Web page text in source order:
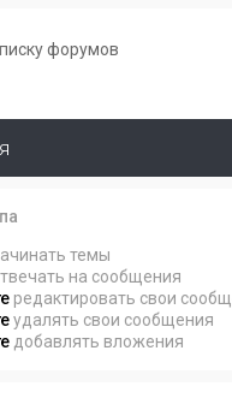
форумов
темы
на сообщения
редактировать свои
удалять свои сообщения
добавлять вложения